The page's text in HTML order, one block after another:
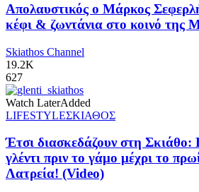
Απολαυστικός ο Μάρκος
κέφι & ζωντάνια στο κοινό της
Skiathos Channel
19.2K
627
Watch LaterAdded
LIFESTYLEΣΚΙΑΘΟΣ
Έτσι διασκεδάζουν στη
γλέντι πριν το γάμο μέχρι το
Λατρεία! (Video)